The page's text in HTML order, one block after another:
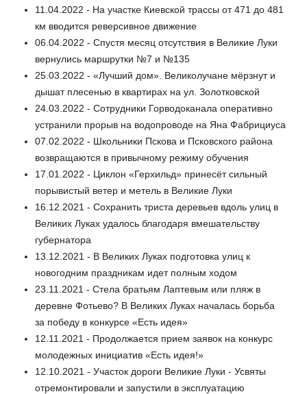
11.04.2022 - На участке Киевской трассы от 471 до 481
км вводится реверсивное движение
06.04.2022 - Спустя месяц отсутствия в Великие Луки
вернулись маршрутки №7 и №135
25.03.2022 - «Лучший дом». Великолучане мёрзнут и
дышат плесенью в квартирах на ул. Золотковской
24.03.2022 - Сотрудники Горводоканала оперативно
устранили прорыв на водопроводе на Яна Фабрициуса
07.02.2022 - Школьники Пскова и Псковского района
возвращаются в привычному режиму обучения
17.01.2022 - Циклон «Герхильд» принесёт сильный
порывистый ветер и метель в Великие Луки
16.12.2021 - Сохранить триста деревьев вдоль улиц в
Великих Луках удалось благодаря вмешательству
губернатора
13.12.2021 - В Великих Луках подготовка улиц к
новогодним праздникам идет полным ходом
23.11.2021 - Стела братьям Лаптевым или пляж в
деревне Фотьево? В Великих Луках началась борьба
за победу в конкурсе «Есть идея»
12.11.2021 - Продолжается прием заявок на конкурс
молодежных инициатив «Есть идея!»
12.10.2021 - Участок дороги Великие Луки - Усвяты
отремонтировали и запустили в эксплуатацию